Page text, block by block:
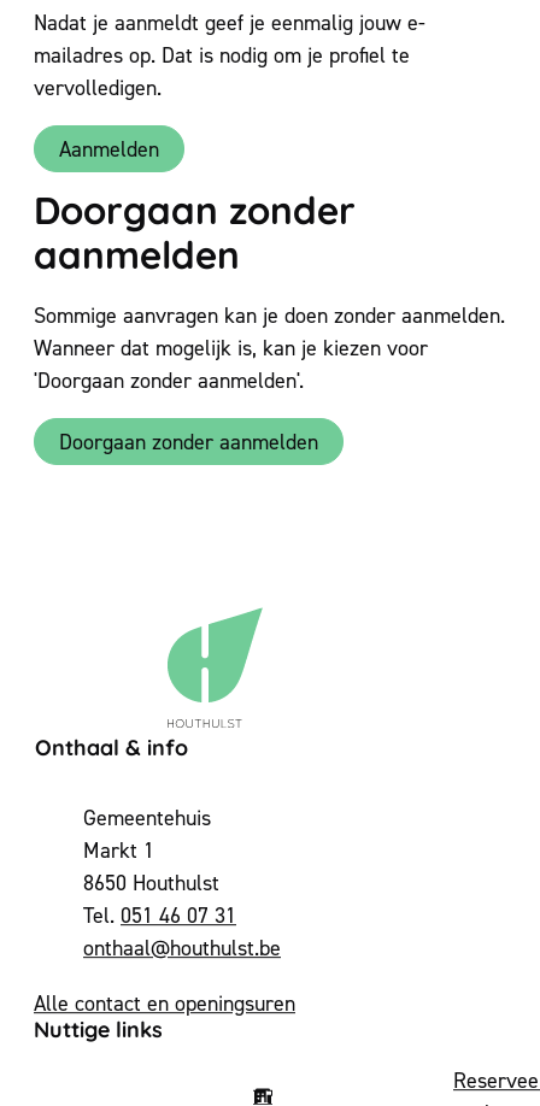
Nadat je aanmeldt geef je eenmalig jouw e-
mailadres op. Dat is nodig om je profiel te
vervolledigen.
Aanmelden
Doorgaan zonder
aanmelden
Sommige aanvragen kan je doen zonder aanmelden.
Wanneer dat mogelijk is, kan je kiezen voor
'Doorgaan zonder aanmelden'.
Doorgaan zonder aanmelden
Contact & openingsuren
Onthaal & info
AdresGemeentehuis
Markt 1
,8650 Houthulst
051 46 07 31
E-mailonthaal@houthulst.be
Alle contact en openingsuren
Nuttige links